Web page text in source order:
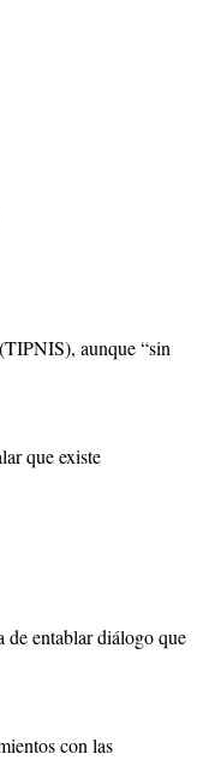
aunque “sin
que existe
de entablar diálogo que
con las